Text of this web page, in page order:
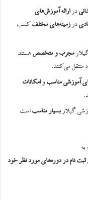
درارائه آموزش‌های
در زمینه‌های مختلفکسب
مجرب و متخصصهستند
منتقل می‌کنند.
آموزشی مناسب وامکانات
گیلار بسیار مناسباست
ثبت نام در دوره‌های مورد نظر خود